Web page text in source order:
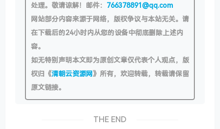
处理。敬请谅解！邮件： 766378891@qq.com
网站部分内容来源于网络，版权争议与本站无关。请
在下载后的24小时内从您的设备中彻底删除上述内
容。
如无特别声明本文即为原创文章仅代表个人观点，版
权归《清朝云资源网》所有，欢迎转载，转载请保留
原文链接。
THE END